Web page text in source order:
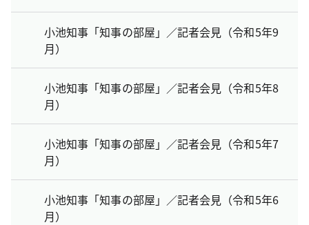
小池知事「知事の部屋」／記者会見（令和5年9
月）
小池知事「知事の部屋」／記者会見（令和5年8
月）
小池知事「知事の部屋」／記者会見（令和5年7
月）
小池知事「知事の部屋」／記者会見（令和5年6
月）